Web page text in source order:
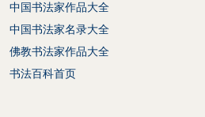
中国书法家作品大全
中国书法家名录大全
佛教书法家作品大全
书法百科首页